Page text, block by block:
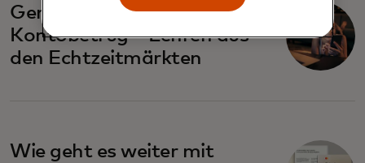
Gemeinsam gegen
Kontobetrug – Lehren aus
den Echtzeitmärkten
Wie geht es weiter mit